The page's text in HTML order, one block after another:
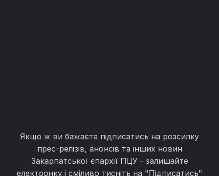
Якщо ж ви бажаєте підписатись на розсилку
прес-релізів, анонсів та інших новин
Закарпатської єпархії ПЦУ - залишайте
електронку і сміливо тисніть на "Підписатись"